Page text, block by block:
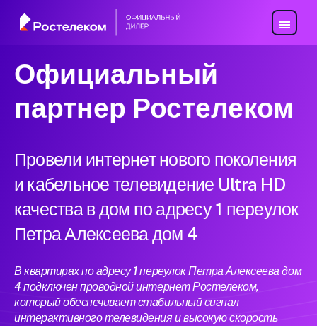
Официальный
партнер Ростелеком
Провели интернет нового поколения
и кабельное телевидение Ultra HD
качества в дом по адресу 1 переулок
Петра Алексеева дом 4
В квартирах по адресу 1 переулок Петра Алексеева дом
4 подключен проводной интернет Ростелеком,
который обеспечивает стабильный сигнал
интерактивного телевидения и высокую скорость